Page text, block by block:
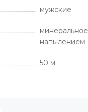
мужские
напылением
50 м.